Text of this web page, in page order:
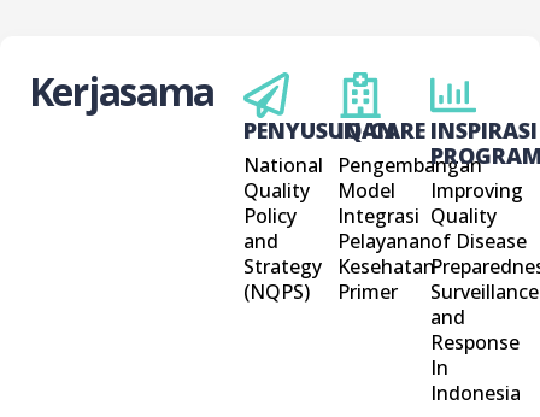
Kerjasama
PENYUSUNAN
National
Quality
Policy
and
Strategy
(NQPS)
IQ-CARE
Pengembangan
Model
Integrasi
Pelayanan
Kesehatan
Primer
INSPIRASI
Improving
Quality
of Disease
Surveillance
and
Response
In
Indonesia